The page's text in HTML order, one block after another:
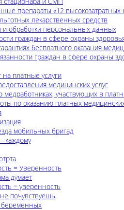
препараты «12 высокозатратных
лекарственных средств
и обработки персональных данных
граждан в сфере охраны
бесплатного оказания
граждан в сфере охраны
на платные услуги
медицинских услуг
медработниках, участвующих в
по оказанию платных
мобильных бригад
каждому
= Уверенность
думает
= уверенность
почувствуешь